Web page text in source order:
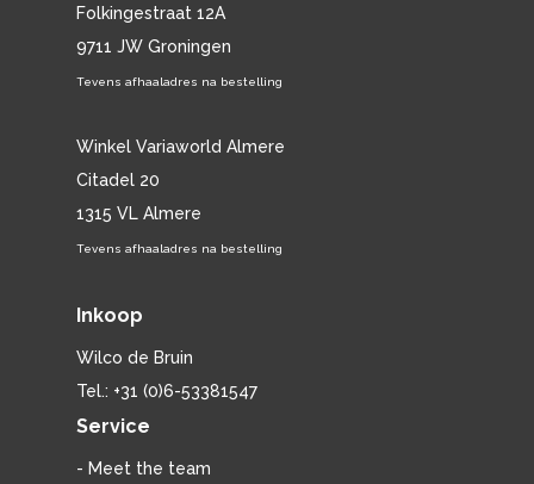
Folkingestraat 12A
9711 JW Groningen
Tevens afhaaladres na bestelling
Winkel Variaworld Almere
Citadel 20
1315 VL Almere
Tevens afhaaladres na bestelling
Inkoop
Wilco de Bruin
Tel.: +31 (0)6-53381547
Service
- Meet the team